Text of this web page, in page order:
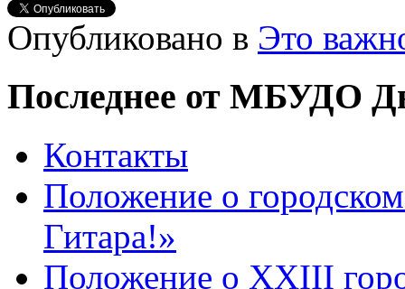
Опубликовано в Это
Последнее от МБУДО
Контакты
Положение о
Гитара!»
Положение о XХIII